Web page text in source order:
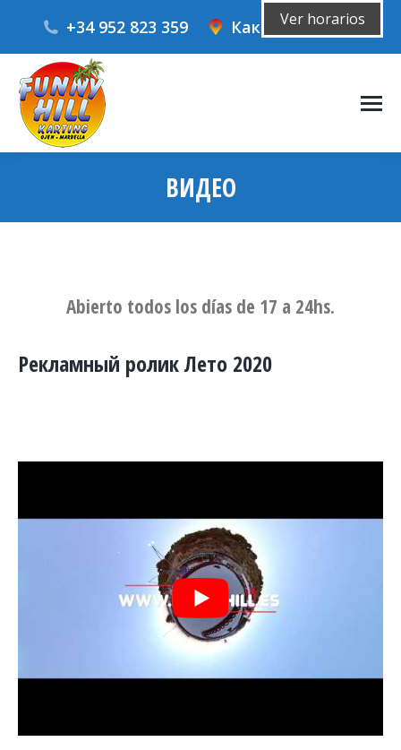
+34 952 823 359 Как добраться?
ВИДЕО
Abierto todos los días de 17 a 24hs.
Рекламный ролик Лето 2020
Ver horarios